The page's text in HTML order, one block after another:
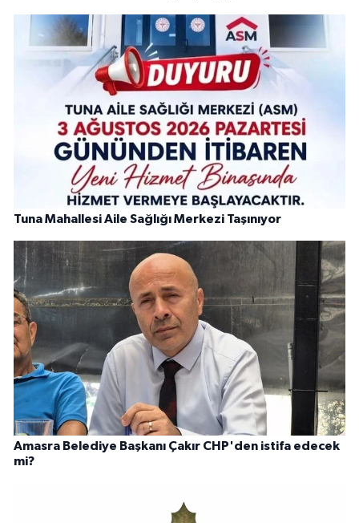
Tuna Mahallesi Aile Sağlığı Merkezi Taşınıyor
Amasra Belediye Başkanı Çakır CHP'den istifa edecek
mi?